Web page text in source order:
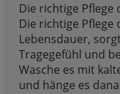
Die richtige Pflege
Die richtige Pflege
Lebensdauer,
Tragegefühl und
Wasche es mit
und hänge es